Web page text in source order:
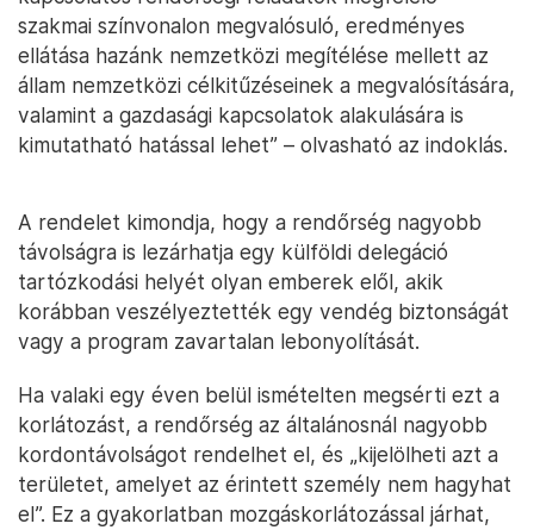
szakmai színvonalon megvalósuló, eredményes
ellátása hazánk nemzetközi megítélése mellett az
állam nemzetközi célkitűzéseinek a megvalósítására,
valamint a gazdasági kapcsolatok alakulására is
kimutatható hatással lehet” – olvasható az indoklás.
A rendelet kimondja, hogy a rendőrség nagyobb
távolságra is lezárhatja egy külföldi delegáció
tartózkodási helyét olyan emberek elől, akik
korábban veszélyeztették egy vendég biztonságát
vagy a program zavartalan lebonyolítását.
Ha valaki egy éven belül ismételten megsérti ezt a
korlátozást, a rendőrség az általánosnál nagyobb
kordontávolságot rendelhet el, és „kijelölheti azt a
területet, amelyet az érintett személy nem hagyhat
el”. Ez a gyakorlatban mozgáskorlátozással járhat,